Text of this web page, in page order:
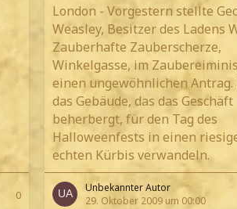
0
London - Vorgestern stellte
Weasley, Besitzer des Ladens
Zauberhafte Zauberscherze,
Winkelgasse, im
einen ungewöhnlichen Antrag.
das Gebäude, das das Geschäft
beherbergt, für den Tag des
Halloweenfests in einen
echten Kürbis verwandeln.
Unbekannter Autor
29. Oktober 2009 um 00:00